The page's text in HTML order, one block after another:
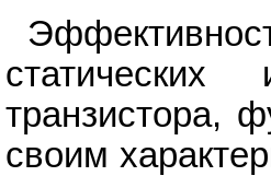
транзистора,
своим